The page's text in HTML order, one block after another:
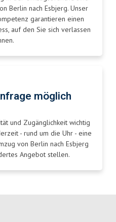
Berlin nach Esbjerg. Unser
garantieren einen
auf den Sie sich verlassen
möglich
und Zugänglichkeit wichtig
- rund um die Uhr - eine
von Berlin nach Esbjerg
Angebot stellen.